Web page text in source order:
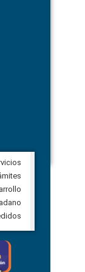
Veeduría
el concurso
de Cuenca